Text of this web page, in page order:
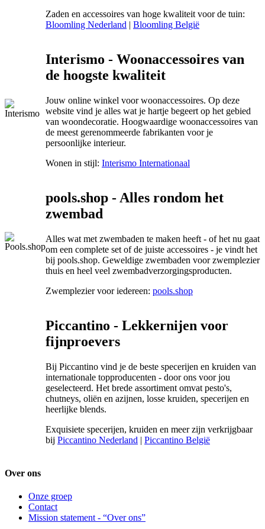
Zaden en accessoires van hoge kwaliteit voor de tuin:
Bloomling Nederland | Bloomling België
Interismo - Woonaccessoires van
de hoogste kwaliteit
Jouw online winkel voor woonaccessoires. Op deze
website vind je alles wat je hartje begeert op het gebied
van woondecoratie. Hoogwaardige woonaccessoires van
de meest gerenommeerde fabrikanten voor je
persoonlijke interieur.
Wonen in stijl: Interismo Internationaal
pools.shop - Alles rondom het
zwembad
Alles wat met zwembaden te maken heeft - of het nu gaat
om een complete set of de juiste accessoires - je vindt het
bij pools.shop. Geweldige zwembaden voor zwemplezier
thuis en heel veel zwembadverzorgingsproducten.
Zwemplezier voor iedereen: pools.shop
Piccantino - Lekkernijen voor
fijnproevers
Bij Piccantino vind je de beste specerijen en kruiden van
internationale topproducenten - door ons voor jou
geselecteerd. Het brede assortiment omvat pesto's,
chutneys, oliën en azijnen, losse kruiden, specerijen en
heerlijke blends.
Exquisiete specerijen, kruiden en meer zijn verkrijgbaar
bij Piccantino Nederland | Piccantino België
Over ons
Onze groep
Contact
Mission statement - “Over ons”